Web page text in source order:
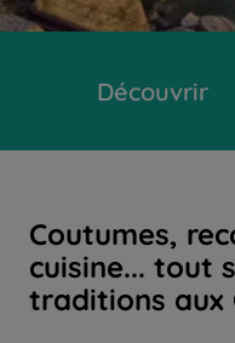
Découvrir
Coutumes,
cuisine... tout
traditions aux